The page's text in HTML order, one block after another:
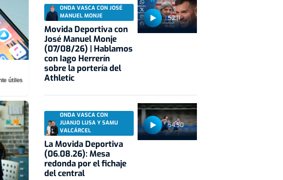
útiles
52:11
ONDA VASCA CON JOSÉ
MANUEL MONJE
Movida Deportiva con
José Manuel Monje
(07/08/26) | Hablamos
con Iago Herrerín
sobre la portería del
Athletic
54:50
ONDA VASCA CON
JUANJO LUSA Y SAMU
VALCÁRCEL
La Movida Deportiva
(06.08.26): Mesa
redonda por el fichaje
del central